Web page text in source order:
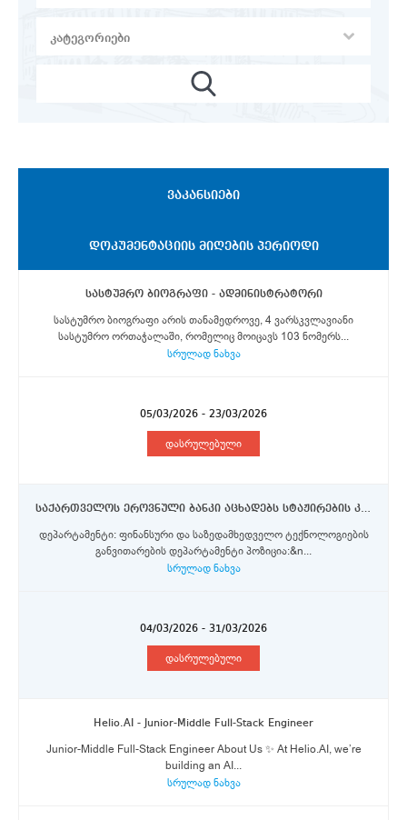
ᲕᲐᲙᲐᲜᲡᲘᲔᲑᲘ
ᲓᲝᲙᲣᲛᲔᲜᲢᲐᲪᲘᲘᲡ ᲛᲘᲦᲔᲑᲘᲡ ᲞᲔᲠᲘᲝᲓᲘ
სასტუმრო ბიოგრაფი - ადმინისტრატორი
სასტუმრო ბიოგრაფი არის თანამედროვე, 4 ვარსკვლავიანი
სასტუმრო ორთაჭალაში, რომელიც მოიცავს 103 ნომერს...
სრულად ნახვა
05/03/2026 - 23/03/2026
დასრულებული
საქართველოს ეროვნული ბანკი აცხადებს სტაჟირების კონკურსს ფინანსური და საზედამხედველო ტექნოლოგიების განვითარების დეპარტამენტში
დეპარტამენტი: ფინანსური და საზედამხედველო ტექნოლოგიების
განვითარების დეპარტამენტი პოზიცია:&n...
სრულად ნახვა
04/03/2026 - 31/03/2026
დასრულებული
Helio.AI - Junior-Middle Full-Stack Engineer
Junior-Middle Full-Stack Engineer About Us ✨ At Helio.AI, we’re
building an AI...
სრულად ნახვა